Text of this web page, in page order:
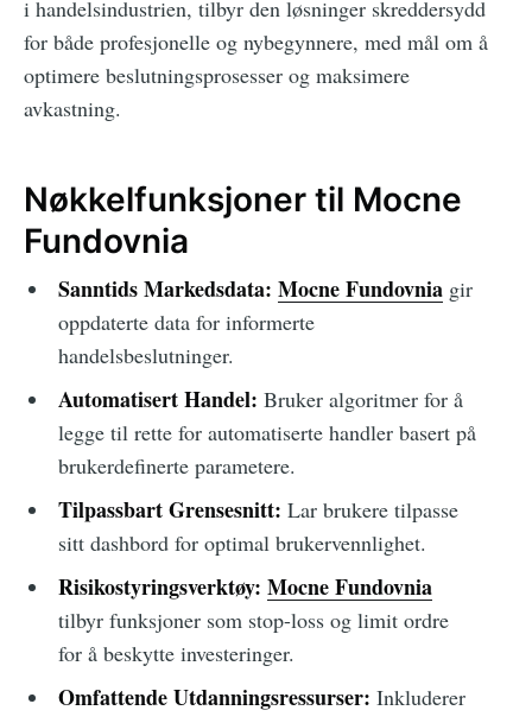
i handelsindustrien, tilbyr den løsninger skreddersydd
for både profesjonelle og nybegynnere, med mål om å
optimere beslutningsprosesser og maksimere
avkastning.
Nøkkelfunksjoner til Mocne
Fundovnia
Sanntids Markedsdata: Mocne Fundovniagir
oppdaterte data for informerte
handelsbeslutninger.
Automatisert Handel: Bruker algoritmer for å
legge til rette for automatiserte handler basert på
brukerdefinerte parametere.
Tilpassbart Grensesnitt: Lar brukere tilpasse
sitt dashbord for optimal brukervennlighet.
Risikostyringsverktøy: Mocne Fundovnia
tilbyr funksjoner som stop-loss og limit ordre
for å beskytte investeringer.
Omfattende Utdanningsressurser: Inkluderer